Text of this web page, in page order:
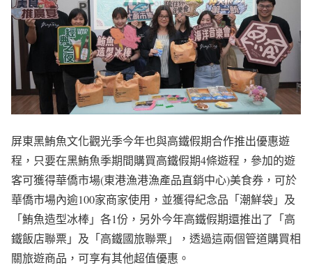
屏東黑鮪魚文化觀光季今年也與高鐵假期合作推出優惠遊
程，只要在黑鮪魚季期間購買高鐵假期4條遊程，參加的遊
客可獲得華僑市場(東港漁港漁產品直銷中心)美食券，可於
華僑市場內逾100家商家使用，並獲得紀念品「潮鮮袋」及
「鮪魚造型冰棒」各1份，另外今年高鐵假期還推出了「高
鐵飯店聯票」及「高鐵國旅聯票」，透過這兩個管道購買相
關旅遊商品，可享有其他超值優惠。